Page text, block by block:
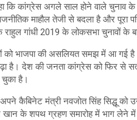
कि कांग्रेस अगले साल होने वाले चुनाव के
माहौल तेजी से बदला है और
गांधी 2019 के लोकसभा चुनावों के
को भाजपा की असलियत समझ में आ गई
है। देश की जनता कांग्रेस को फिर से
चुका है।
कैबिनेट मंत्री नवजाेत सिंह सिद्धू को
खान के शपथ ग्रहण समारोह में भाग